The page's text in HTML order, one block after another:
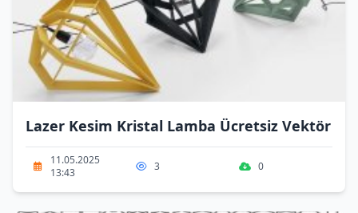
Lazer Kesim Kristal Lamba Ücretsiz Vektör
11.05.2025
13:43
3 0